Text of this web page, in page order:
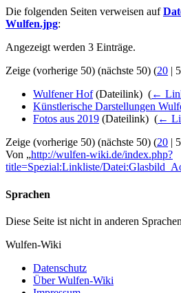
Die folgenden Seiten verweisen auf
Wulfen.jpg:
Angezeigt werden 3 Einträge.
Zeige (vorherige 50) (nächste 50) (20 |
Wulfener Hof(Dateilink) ‎ (←
Künstlerische Darstellungen
Fotos aus 2019 (Dateilink) ‎ (←
Zeige (vorherige 50) (nächste 50) (20 |
Von „http://wulfen-wiki.de/index.php?
title=Spezial:Linkliste/
Sprachen
Diese Seite ist nicht in anderen
Wulfen-Wiki
Datenschutz
Über Wulfen-Wiki